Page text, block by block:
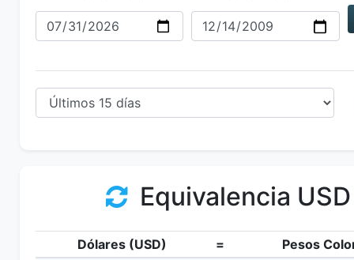
Equivalencia
Dólares (USD) =
Pesos